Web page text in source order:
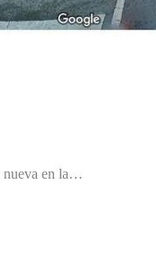
nueva en la…